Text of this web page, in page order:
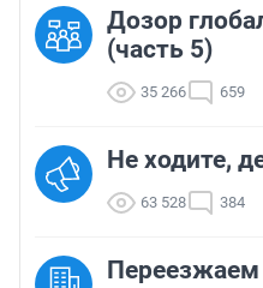
Дозор
(часть 5)
35 266 659
Не ходите,
63 528 384
Переезжаем